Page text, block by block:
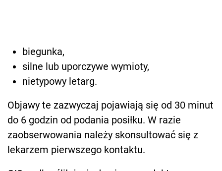
biegunka,
silne lub uporczywe wymioty,
nietypowy letarg.
Objawy te zazwyczaj pojawiają się od 30 minut
do 6 godzin od podania posiłku. W razie
zaobserwowania należy skonsultować się z
lekarzem pierwszego kontaktu.